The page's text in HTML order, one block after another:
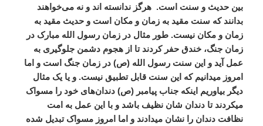
بین حدیث و سنت است. هرگز ندانسته اند و نه می‌خواهند
بدانند که سنت مقید به زمان و مکان است و حدیث مقید به
زمان و مکان نیست. طور مثال در زمان رسول الله مبارک در
زمان جنگ، خندق حفر کردند تا از هجوم دشمن جلوگیری به
عمل آید و این سنت رسول الله (ص) در زمان جنگ است و اما
امروز میدانیم که این سنت قابل تطبیق نیست. و یا یک مثال
دیگر بیاوریم اینکه جناب پیامبر (ص) دندان‌های خود را مسواک
میکردند تا دندان شان نظیف باشد و با این عمل به امت
نظافت دندان را نشان میدادند و اما امروز مسواک تبدیل شده